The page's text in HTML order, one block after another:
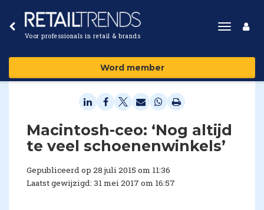
Voor professionals in retail & brands
Toggle
Word member
​Macintosh-ceo: ‘Nog altijd
te veel schoenenwinkels’
Gepubliceerd op 28 juli 2015 om 11:36
Laatst gewijzigd: 31 mei 2017 om 16:57